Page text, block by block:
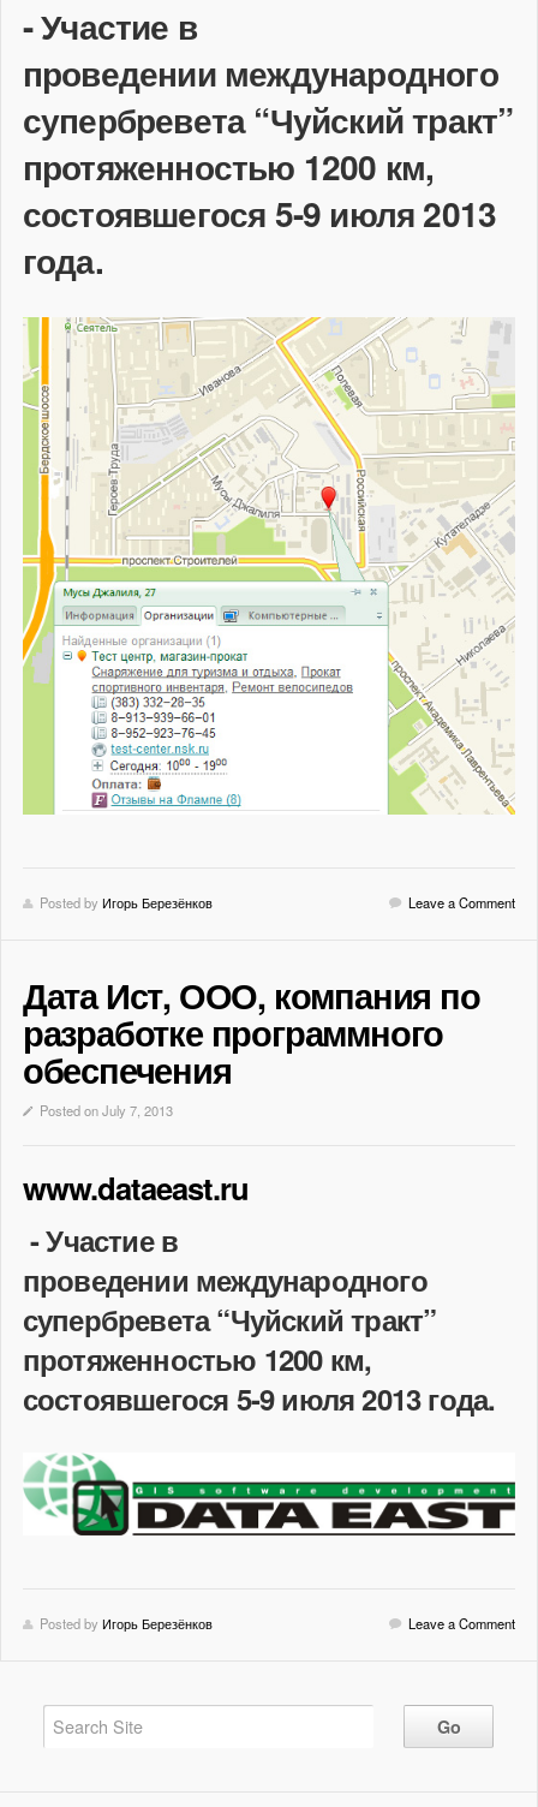
- Участие в
проведении международного
супербревета “Чуйский тракт”
протяженностью 1200 км,
состоявшегося 5-9 июля 2013
года.
Posted by Игорь Березёнков Leave a Comment
Дата Ист, ООО, компания по
разработке программного
обеспечения
Posted on July 7, 2013
www.dataeast.ru
- Участие в
проведении международного
супербревета “Чуйский тракт”
протяженностью 1200 км,
состоявшегося 5-9 июля 2013 года.
Posted by Игорь Березёнков Leave a Comment